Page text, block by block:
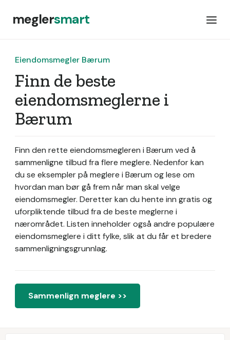
meglersmart
Eiendomsmegler Bærum
Finn de beste
eiendomsmeglerne i
Bærum
Finn den rette eiendomsmegleren i Bærum ved å
sammenligne tilbud fra flere meglere. Nedenfor kan
du se eksempler på meglere i Bærum og lese om
hvordan man bør gå frem når man skal velge
eiendomsmegler. Deretter kan du hente inn gratis og
uforpliktende tilbud fra de beste meglerne i
nærområdet. Listen inneholder også andre populære
eiendomsmeglere i ditt fylke, slik at du får et bredere
sammenligningsgrunnlag.
Sammenlign meglere >>